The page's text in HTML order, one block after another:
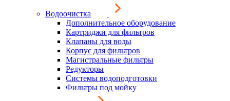
Водоочистка
Дополнительное оборудование
Картриджи для фильтров
Клапаны для воды
Корпус для фильтров
Магистральные фильтры
Редукторы
Системы водоподготовки
Фильтры под мойку